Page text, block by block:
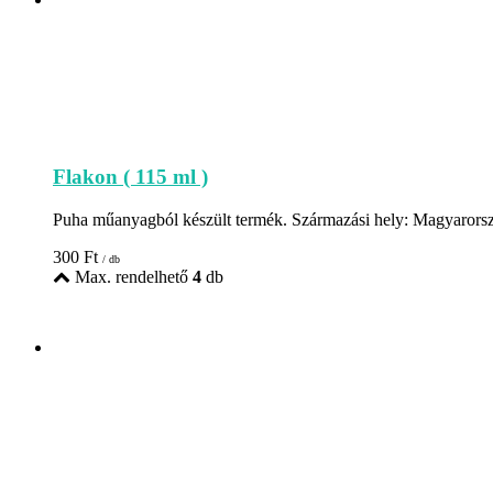
Flakon ( 115 ml )
Puha műanyagból készült termék. Származási hely:
300 Ft / db
Max. rendelhető 4 db